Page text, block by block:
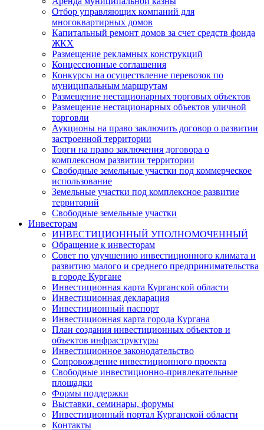
Отбор управляющих компаний для
многоквартирных домов
Капитальный ремонт домов за счет средств фонда
ЖКХ
Размещение рекламных конструкций
Концессионные соглашения
Конкурсы на осуществление перевозок по
муниципальным маршрутам
Размещение нестационарных торговых объектов
Размещение нестационарных объектов уличной
торговли
Аукционы на право заключить договор о развитии
застроенной территории
Торги на право заключения договора о
комплексном развитии территории
Свободные земельные участки под коммерческое
использование
Земельные участки под комплексное развитие
территорий
Свободные земельные участки
Инвесторам
ИНВЕСТИЦИОННЫЙ УПОЛНОМОЧЕННЫЙ
Обращение к инвесторам
Совет по улучшению инвестиционного климата и
развитию малого и среднего предпринимательства
в городе Кургане
Инвестиционная карта Курганской области
Инвестиционная декларация
Инвестиционный паспорт
Инвестиционная карта города Кургана
План создания инвестиционных объектов и
объектов инфраструктуры
Инвестиционное законодательство
Сопровождение инвестиционного проекта
Свободные инвестиционно-привлекательные
площадки
Формы поддержки
Выставки, семинары, форумы
Инвестиционный портал Курганской области
Контакты